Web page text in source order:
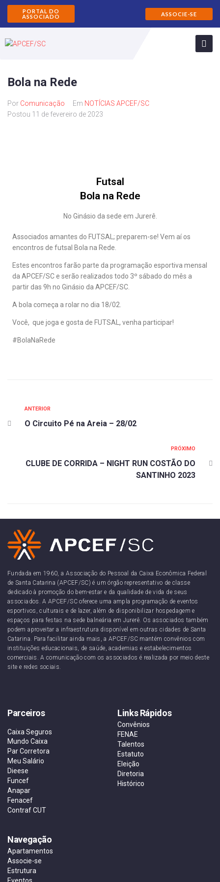
PORTAL DO
ASSOCIADO
ASSOCIE-SE
Bola na Rede
Por Comunicação Em NOTÍCIAS APCEF/SC
Postou 11 de fevereiro de 2023
Futsal
Bola na Rede
No Ginásio da sede em Jurerê.
Associados amantes do FUTSAL; preparem-se! Vem aí os
encontros de futsal Bola na Rede.
Estes encontros farão parte da programação esportiva mensal
da APCEF/SC e serão realizados todo 3º sábado do mês a
partir das 9h no Ginásio da APCEF/SC.
A bola começa a rolar no dia 18/02.
Você, que joga e gosta de FUTSAL, venha participar!
#BolaNaRede
ANTERIOR
O Circuito Pé na Areia – 28/02
PRÓXIMO
CLUBE DE CORRIDA – NIGHT RUN COSTÃO DO
SANTINHO 2023
Fundada em 1960, a Associação do Pessoal da Caixa Econômica Federal
de Santa Catarina (APCEF/SC) é um órgão representativo de classe
dedicado à promoção do bem-estar e da qualidade de vida de seus
associados. A APCEF/SC oferece uma ampla programação de eventos
esportivos, culturais e de lazer, além de disponibilizar hospedagem e
espaços para festas na sede balneária em Jurerê. Os associados também
podem aproveitar a infraestrutura disponível em outras cidades de Santa
Catarina. Para facilitar ainda mais, a APCEF/SC mantém convênios com
instituições educacionais, de saúde, academias e estabelecimentos
comerciais. A comunicação com os associados é realizada por meio deste
site e redes sociais.
Parceiros
Caixa Seguros
Mundo Caixa
Par Corretora
Meu Salário
Dieese
Funcef
Anapar
Fenacef
Contraf CUT
Links Rápidos
Convênios
FENAE
Talentos
Estatuto
Eleição
Diretoria
Histórico
Navegação
Apartamentos
Associe-se
Estrutura